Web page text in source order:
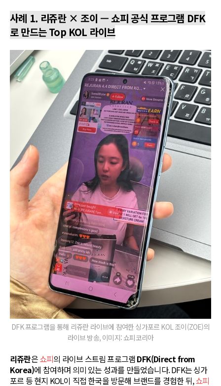
사례 1. 리쥬란 × 조이 — 쇼피 공식 프로그램 DFK
로 만드는 Top KOL 라이브
DFK 프로그램을 통해 리쥬란 라이브에 참여한 싱가포르 KOL 조이(ZOE)의
라이브 방송, 이미지: 쇼피코리아
리쥬란은쇼피의 라이브 스트림 프로그램DFK(Direct from
Korea)에 참여하며 의미 있는 성과를 만들었습니다. DFK는 싱가
포르 등 현지 KOL이 직접 한국을 방문해 브랜드를 경험한 뒤,쇼피